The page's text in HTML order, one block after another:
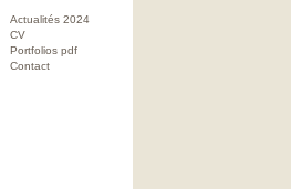
Actualités 2024
CV
Portfolios pdf
Contact